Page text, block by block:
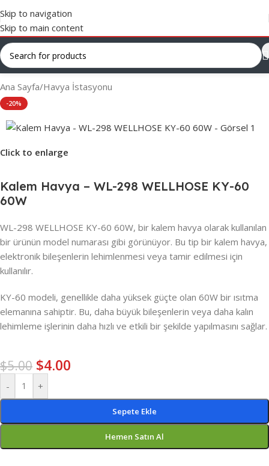
Skip to navigation
Skip to main content
Ana Sayfa/Havya İstasyonu
-20%
Click to enlarge
Kalem Havya – WL-298 WELLHOSE KY-60
60W
WL-298 WELLHOSE KY-60 60W, bir kalem havya olarak kullanılan
bir ürünün model numarası gibi görünüyor. Bu tip bir kalem havya,
elektronik bileşenlerin lehimlenmesi veya tamir edilmesi için
kullanılır.
KY-60 modeli, genellikle daha yüksek güçte olan 60W bir ısıtma
elemanına sahiptir. Bu, daha büyük bileşenlerin veya daha kalın
lehimleme işlerinin daha hızlı ve etkili bir şekilde yapılmasını sağlar.
$5.00 $4.00
- +
Sepete Ekle
Hemen Satın Al